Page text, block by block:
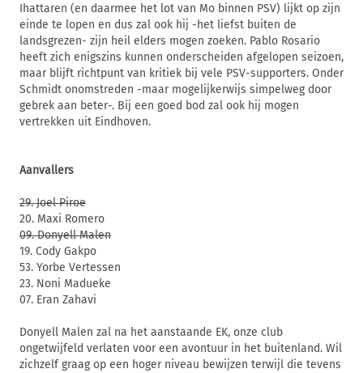
Ihattaren (en daarmee het lot van Mo binnen PSV) lijkt op zijn
einde te lopen en dus zal ook hij -het liefst buiten de
landsgrezen- zijn heil elders mogen zoeken. Pablo Rosario
heeft zich enigszins kunnen onderscheiden afgelopen seizoen,
maar blijft richtpunt van kritiek bij vele PSV-supporters. Onder
Schmidt onomstreden -maar mogelijkerwijs simpelweg door
gebrek aan beter-. Bij een goed bod zal ook hij mogen
vertrekken uit Eindhoven.
Aanvallers
29. Joel Piroe
20. Maxi Romero
09. Donyell Malen
19. Cody Gakpo
53. Yorbe Vertessen
23. Noni Madueke
07. Eran Zahavi
Donyell Malen zal na het aanstaande EK, onze club
ongetwijfeld verlaten voor een avontuur in het buitenland. Wil
zichzelf graag op een hoger niveau bewijzen terwijl die tevens